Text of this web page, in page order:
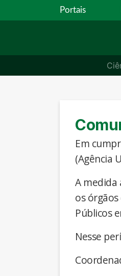
Portais
Em
(Agência
A medida
os
Públicos
Nesse